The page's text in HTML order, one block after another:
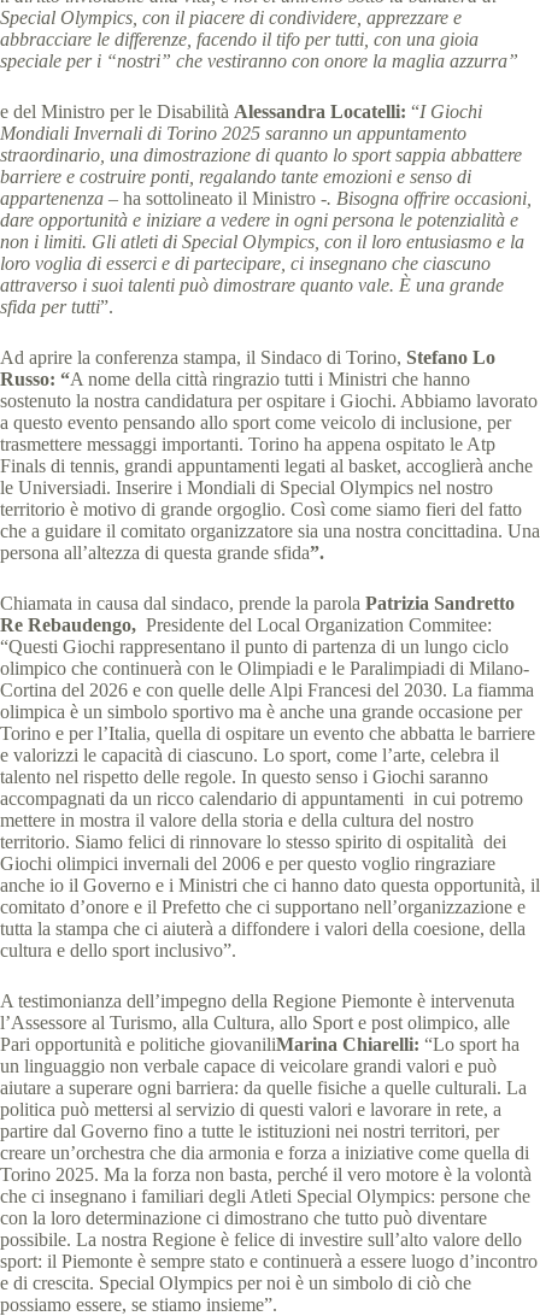
Special Olympics, con il piacere di condividere, apprezzare e
abbracciare le differenze, facendo il tifo per tutti, con una gioia
speciale per i “nostri” che vestiranno con onore la maglia azzurra”
e del Ministro per le Disabilità Alessandra Locatelli: “I Giochi
Mondiali Invernali di Torino 2025 saranno un appuntamento
straordinario, una dimostrazione di quanto lo sport sappia abbattere
barriere e costruire ponti, regalando tante emozioni e senso di
appartenenza – ha sottolineato il Ministro -. Bisogna offrire occasioni,
dare opportunità e iniziare a vedere in ogni persona le potenzialità e
non i limiti. Gli atleti di Special Olympics, con il loro entusiasmo e la
loro voglia di esserci e di partecipare, ci insegnano che ciascuno
attraverso i suoi talenti può dimostrare quanto vale. È una grande
sfida per tutti”.
Ad aprire la conferenza stampa, il Sindaco di Torino, Stefano Lo
Russo: “A nome della città ringrazio tutti i Ministri che hanno
sostenuto la nostra candidatura per ospitare i Giochi. Abbiamo lavorato
a questo evento pensando allo sport come veicolo di inclusione, per
trasmettere messaggi importanti. Torino ha appena ospitato le Atp
Finals di tennis, grandi appuntamenti legati al basket, accoglierà anche
le Universiadi. Inserire i Mondiali di Special Olympics nel nostro
territorio è motivo di grande orgoglio. Così come siamo fieri del fatto
che a guidare il comitato organizzatore sia una nostra concittadina. Una
persona all’altezza di questa grande sfida”.
Chiamata in causa dal sindaco, prende la parola Patrizia Sandretto
Re Rebaudengo, Presidente del Local Organization Commitee:
“Questi Giochi rappresentano il punto di partenza di un lungo ciclo
olimpico che continuerà con le Olimpiadi e le Paralimpiadi di Milano-
Cortina del 2026 e con quelle delle Alpi Francesi del 2030. La fiamma
olimpica è un simbolo sportivo ma è anche una grande occasione per
Torino e per l’Italia, quella di ospitare un evento che abbatta le barriere
e valorizzi le capacità di ciascuno. Lo sport, come l’arte, celebra il
talento nel rispetto delle regole. In questo senso i Giochi saranno
accompagnati da un ricco calendario di appuntamenti in cui potremo
mettere in mostra il valore della storia e della cultura del nostro
territorio. Siamo felici di rinnovare lo stesso spirito di ospitalità dei
Giochi olimpici invernali del 2006 e per questo voglio ringraziare
anche io il Governo e i Ministri che ci hanno dato questa opportunità, il
comitato d’onore e il Prefetto che ci supportano nell’organizzazione e
tutta la stampa che ci aiuterà a diffondere i valori della coesione, della
cultura e dello sport inclusivo”.
A testimonianza dell’impegno della Regione Piemonte è intervenuta
l’Assessore al Turismo, alla Cultura, allo Sport e post olimpico, alle
Pari opportunità e politiche giovaniliMarina Chiarelli: “Lo sport ha
un linguaggio non verbale capace di veicolare grandi valori e può
aiutare a superare ogni barriera: da quelle fisiche a quelle culturali. La
politica può mettersi al servizio di questi valori e lavorare in rete, a
partire dal Governo fino a tutte le istituzioni nei nostri territori, per
creare un’orchestra che dia armonia e forza a iniziative come quella di
Torino 2025. Ma la forza non basta, perché il vero motore è la volontà
che ci insegnano i familiari degli Atleti Special Olympics: persone che
con la loro determinazione ci dimostrano che tutto può diventare
possibile. La nostra Regione è felice di investire sull’alto valore dello
sport: il Piemonte è sempre stato e continuerà a essere luogo d’incontro
e di crescita. Special Olympics per noi è un simbolo di ciò che
possiamo essere, se stiamo insieme”.